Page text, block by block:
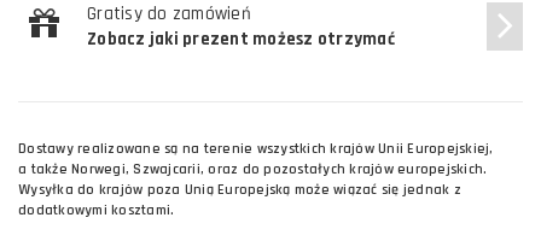
Gratisy do zamówień
Zobacz jaki prezent możesz otrzymać
Dostawy realizowane są na terenie wszystkich krajów Unii Europejskiej,
a także Norwegi, Szwajcarii, oraz do pozostałych krajów europejskich.
Wysyłka do krajów poza Unią Europejską może wiązać się jednak z
dodatkowymi kosztami.